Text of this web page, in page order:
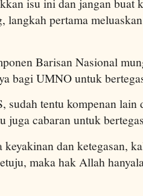
isu ini dan jangan buat
langkah pertama
Barisan Nasional
bagi UMNO untuk
sudah tentu kompenan lain
juga cabaran untuk
keyakinan dan ketegasan,
maka hak Allah